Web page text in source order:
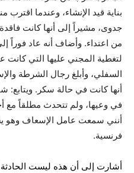
بناية قيد الإنشاء، وعندما
جدوى، مشيراً إلى أنها كانت
من اعتداء. وأضاف أنه عاد فوراً
لتغطية المجني عليها التي كانت
السفلي، وأبلغ رجال الشرطة
أنها كانت في حالة سكر. ويتابع:
في وعيها، ولم تتحدث مطلقاً مع
أنني سمعت عامل الإسعاف وهو
فرنسية.
أشارت إلى أن هذه ليست الحادثة